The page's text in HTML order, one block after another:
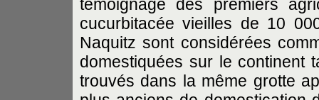
témoignage des premiers
cucurbitacée vieilles de 10
Naquitz sont considérées
domestiquées sur le continent
trouvés dans la même grotte